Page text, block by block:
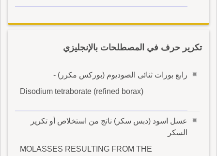
تكرير حرف في المصطلحات بالإنجليزي
رابع بورات ثنائى الصوديوم (بوركس مكرر) -
Disodium tetraborate (refined borax)
عسل اسود (دبس سكر) ناتج من استخلاص أو تكرير
السكر
MOLASSES RESULTING FROM THE